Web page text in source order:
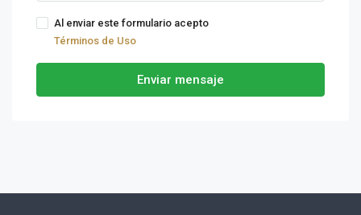
Al enviar este formulario acepto
Términos de Uso
Enviar mensaje